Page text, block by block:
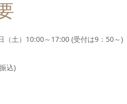
土）10:00～17:00 (受付は9：50～)
込)